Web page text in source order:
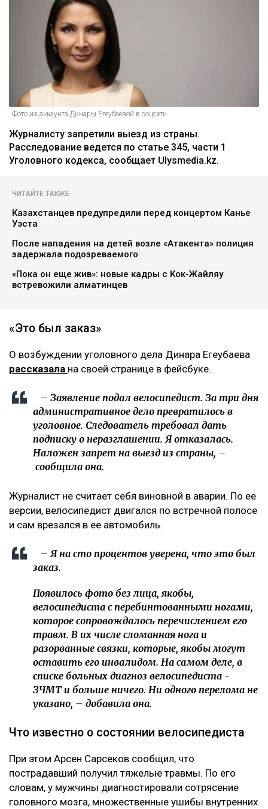
Фото из аккаунта Динары Егеубаевой в соцсети
Журналисту запретили выезд из страны.
Расследование ведется по статье 345, части 1
Уголовного кодекса, сообщает Ulysmedia.kz.
ЧИТАЙТЕ ТАКЖЕ
Казахстанцев предупредили перед концертом Канье
Уэста
После нападения на детей возле «Атакента» полиция
задержала подозреваемого
«Пока он еще жив»: новые кадры с Кок-Жайляу
встревожили алматинцев
«Это был заказ»
О возбуждении уголовного дела Динара Егеубаева
рассказала на своей странице в фейсбуке.
– Заявление подал велосипедист. За три дня
административное дело превратилось в
уголовное. Следователь требовал дать
подписку о неразглашении. Я отказалась.
Наложен запрет на выезд из страны, –
сообщила она.
Журналист не считает себя виновной в аварии. По ее
версии, велосипедист двигался по встречной полосе
и сам врезался в ее автомобиль.
– Я на сто процентов уверена, что это был
заказ.
Появилось фото без лица, якобы,
велосипедиста с перебинтованными ногами,
которое сопровождалось перечислением его
травм. В их числе сломанная нога и
разорванные связки, которые, якобы могут
оставить его инвалидом. На самом деле, в
списке больных диагноз велосипедиста -
ЗЧМТ и больше ничего. Ни одного перелома не
указано, – добавила она.
Что известно о состоянии велосипедиста
При этом Арсен Сарсеков сообщил, что
пострадавший получил тяжелые травмы. По его
словам, у мужчины диагностировали сотрясение
головного мозга, множественные ушибы внутренних